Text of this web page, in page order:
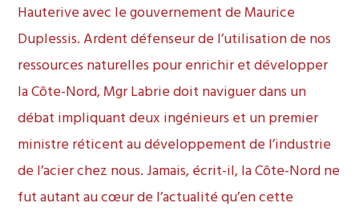
Hauterive avec le gouvernement de Maurice
Duplessis. Ardent défenseur de l’utilisation de nos
ressources naturelles pour enrichir et développer
la Côte-Nord, Mgr Labrie doit naviguer dans un
débat impliquant deux ingénieurs et un premier
ministre réticent au développement de l’industrie
de l’acier chez nous. Jamais, écrit-il, la Côte-Nord ne
fut autant au cœur de l’actualité qu’en cette